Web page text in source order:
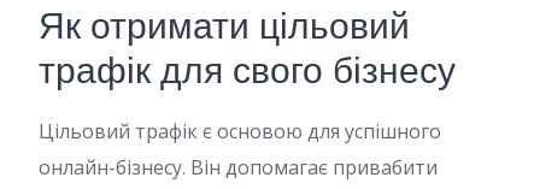
Як отримати цільовий
трафік для свого бізнесу
Цільовий трафік є основою для успішного
онлайн-бізнесу. Він допомагає привабити